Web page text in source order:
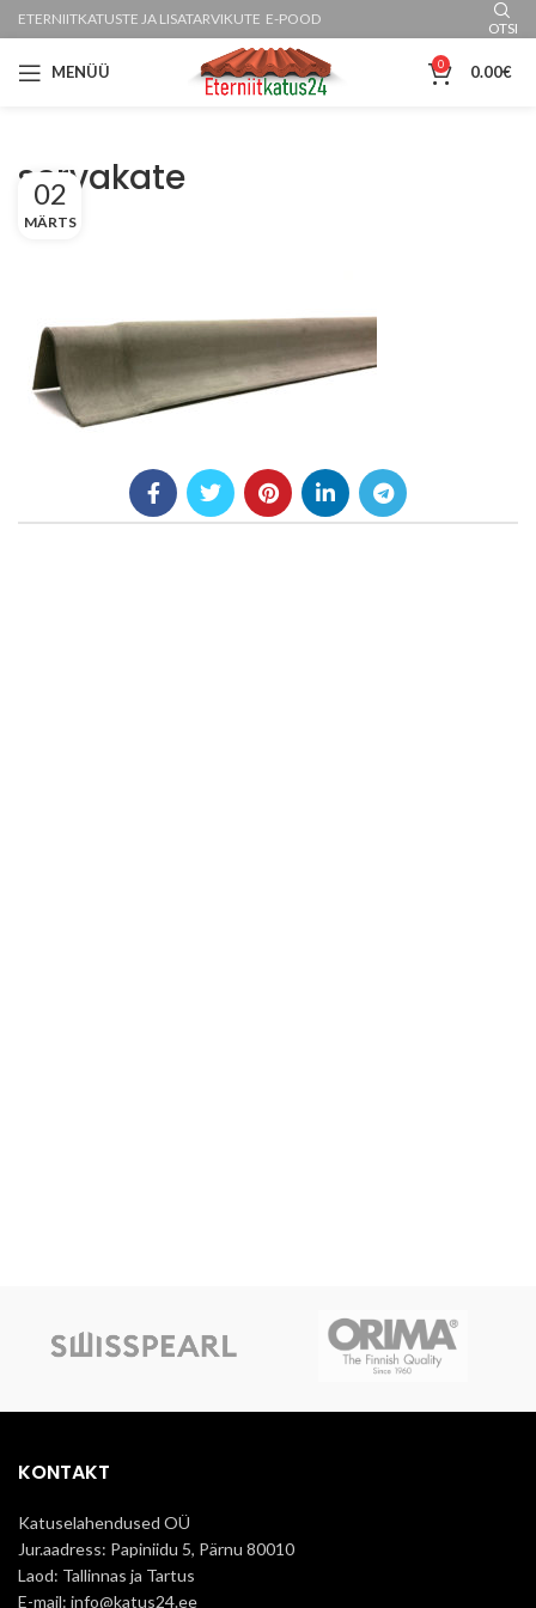
ETERNIITKATUSTE JA LISATARVIKUTE E-POOD
OTSI
MENÜÜ 0 0.00€
servakate
02
MÄRTS
KONTAKT
Katuselahendused OÜ
Jur.aadress: Papiniidu 5, Pärnu 80010
Laod: Tallinnas ja Tartus
E-mail: info@katus24.ee